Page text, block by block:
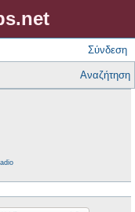
Σύνδεση
Αναζήτηση